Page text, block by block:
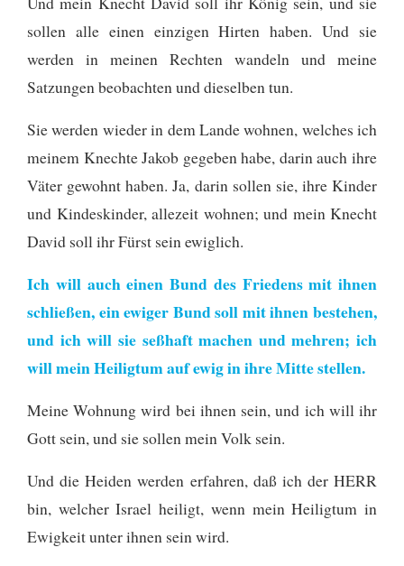
sollen alle einen einzigen Hirten haben. Und sie
werden in meinen Rechten wandeln und meine
Satzungen beobachten und dieselben tun.
Sie werden wieder in dem Lande wohnen, welches ich
meinem Knechte Jakob gegeben habe, darin auch ihre
Väter gewohnt haben. Ja, darin sollen sie, ihre Kinder
und Kindeskinder, allezeit wohnen; und mein Knecht
David soll ihr Fürst sein ewiglich.
Ich will auch einen Bund des Friedens mit ihnen
schließen, ein ewiger Bund soll mit ihnen bestehen,
und ich will sie seßhaft machen und mehren; ich
will mein Heiligtum auf ewig in ihre Mitte stellen.
Meine Wohnung wird bei ihnen sein, und ich will ihr
Gott sein, und sie sollen mein Volk sein.
Und die Heiden werden erfahren, daß ich der HERR
bin, welcher Israel heiligt, wenn mein Heiligtum in
Ewigkeit unter ihnen sein wird.